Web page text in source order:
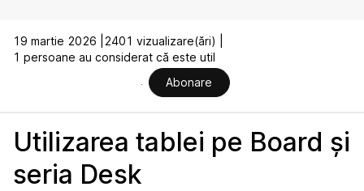
19 martie 2026 |
2401 vizualizare(ări) |
1 persoane au considerat că este util
Abonare
Utilizarea tablei pe Board și
seria Desk